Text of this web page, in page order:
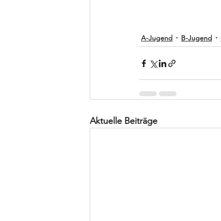
A-Jugend B-Jugend
Aktuelle Beiträge